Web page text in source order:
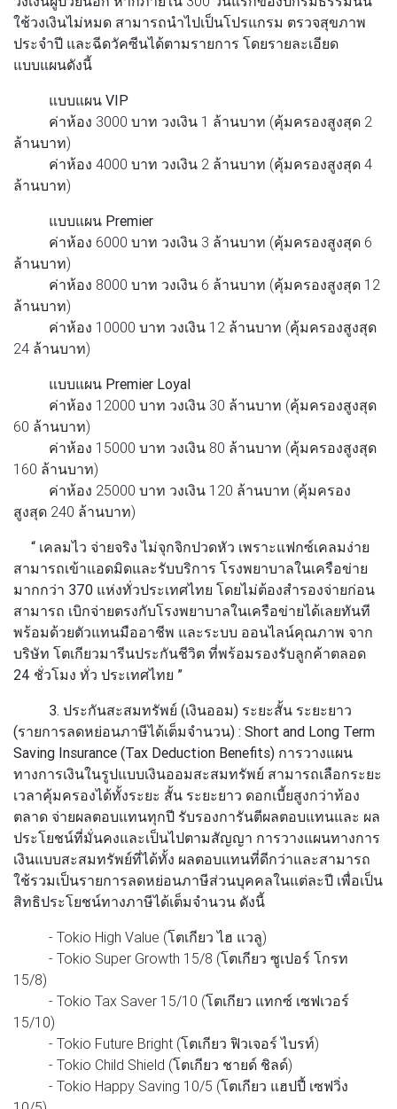
ใช้วงเงินไม่หมด สามารถนําไปเป็นโปรแกรม ตรวจสุขภาพ
ประจําปี และฉีดวัคซีนได้ตามรายการ โดยรายละเอียด
แบบแผนดังนี้
แบบแผน VIP
ค่าห้อง 3000 บาท วงเงิน 1 ล้านบาท (คุ้มครองสูงสุด 2
ล้านบาท)
ค่าห้อง 4000 บาท วงเงิน 2 ล้านบาท (คุ้มครองสูงสุด 4
ล้านบาท)
แบบแผน Premier
ค่าห้อง 6000 บาท วงเงิน 3 ล้านบาท (คุ้มครองสูงสุด 6
ล้านบาท)
ค่าห้อง 8000 บาท วงเงิน 6 ล้านบาท (คุ้มครองสูงสุด 12
ล้านบาท)
ค่าห้อง 10000 บาท วงเงิน 12 ล้านบาท (คุ้มครองสูงสุด
24 ล้านบาท)
แบบแผน Premier Loyal
ค่าห้อง 12000 บาท วงเงิน 30 ล้านบาท (คุ้มครองสูงสุด
60 ล้านบาท)
ค่าห้อง 15000 บาท วงเงิน 80 ล้านบาท (คุ้มครองสูงสุด
160 ล้านบาท)
ค่าห้อง 25000 บาท วงเงิน 120 ล้านบาท (คุ้มครอง
สูงสุด 240 ล้านบาท)
“ เคลมไว จ่ายจริง ไม่จุกจิกปวดหัว เพราะแฟกซ์เคลมง่าย
สามารถเข้าแอดมิดและรับบริการ โรงพยาบาลในเครือข่าย
มากกว่า 370 แห่งทั่วประเทศไทย โดยไม่ต้องสํารองจ่ายก่อน
สามารถ เบิกจ่ายตรงกับโรงพยาบาลในเครือข่ายได้เลยทันที
พร้อมด้วยตัวแทนมืออาชีพ และระบบ ออนไลน์คุณภาพ จาก
บริษัท โตเกียวมารีนประกันชีวิต ที่พร้อมรองรับลูกค้าตลอด
24 ชั่วโมง ทั่ว ประเทศไทย ”
3. ประกันสะสมทรัพย์ (เงินออม) ระยะสั้น ระยะยาว
(รายการลดหย่อนภาษีได้เต็มจํานวน) : Short and Long Term
Saving Insurance (Tax Deduction Benefits) การวางแผน
ทางการเงินในรูปแบบเงินออมสะสมทรัพย์ สามารถเลือกระยะ
เวลาคุ้มครองได้ทั้งระยะ สั้น ระยะยาว ดอกเบี้ยสูงกว่าท้อง
ตลาด จ่ายผลตอบแทนทุกปี รับรองการันตีผลตอบแทนและ ผล
ประโยชน์ที่มั่นคงและเป็นไปตามสัญญา การวางแผนทางการ
เงินแบบสะสมทรัพย์ที่ได้ทั้ง ผลตอบแทนที่ดีกว่าและสามารถ
ใช้รวมเป็นรายการลดหย่อนภาษีส่วนบุคคลในแต่ละปี เพื่อเป็น
สิทธิประโยชน์ทางภาษีได้เต็มจํานวน ดังนี้
- Tokio High Value (โตเกียว ไฮ แวลู)
- Tokio Super Growth 15/8 (โตเกียว ซูเปอร์ โกรท
15/8)
- Tokio Tax Saver 15/10 (โตเกียว แทกซ์ เซฟเวอร์
15/10)
- Tokio Future Bright (โตเกียว ฟิวเจอร์ ไบรท์)
- Tokio Child Shield (โตเกียว ชายด์ ชิลด์)
- Tokio Happy Saving 10/5 (โตเกียว แฮปปี้ เซฟวิ่ง